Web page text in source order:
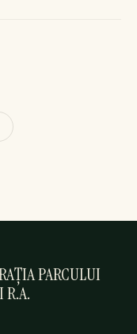
PARCULUI
R.A.